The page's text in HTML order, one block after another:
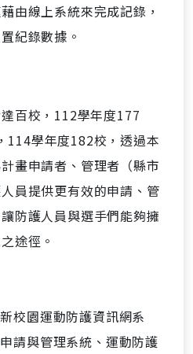
由線上系統來完成記錄，
紀錄數據。
百校，112學年度177
114學年度182校，透過本
畫申請者、管理者（縣市
員提供更有效的申請、管
防護人員與選手們能夠擁
途徑。
校園運動防護資訊網系
請與管理系統、運動防護